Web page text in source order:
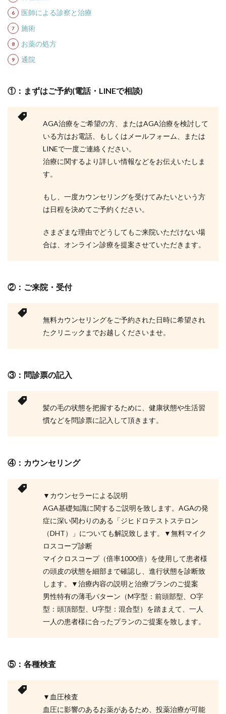
医師による診察と治療
施術
お薬の処方
通院
①：まずはご予約(電話・LINEで相談)
AGA治療をご希望の方、またはAGA治療を検討して
いる方はお電話、もしくはメールフォーム、または
LINEで一度ご連絡ください。
治療に関するより詳しい情報などをお伝えいたしま
す。
もし、一度カウンセリングを受けてみたいという方
は日程を決めてご予約ください。
さまざまな理由でどうしてもご来院いただけない場
合は、オンライン診療を提案させていただきます。
②：ご来院・受付
無料カウンセリングをご予約された日時に希望され
たクリニックまでお越しくださいませ。
③：問診票の記入
髪の毛の状態を把握するために、健康状態や生活習
慣などを問診票に記入して頂きます。
④：カウンセリング
▼カウンセラーによる説明
AGA基礎知識に関するご説明を致します。AGAの発
症に深い関わりのある「ジヒドロテストステロン
（DHT）」についても解説致します。▼無料マイク
ロスコープ診断
マイクロスコープ（倍率1000倍）を使用して患者様
の頭皮の状態を細部まで確認し、進行状態を診断致
します。▼治療内容の説明と治療プランのご提案
男性特有の薄毛パターン（M字型：前頭部型、O字
型：頭頂部型、U字型：混合型）を踏まえて、一人
一人の患者様に合ったプランのご提案を致します。
⑤：各種検査
▼血圧検査
血圧に影響のあるお薬があるため、投薬治療が可能